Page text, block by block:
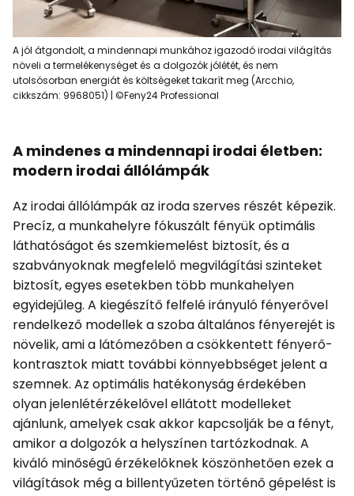
A jól átgondolt, a mindennapi munkához igazodó irodai világítás
növeli a termelékenységet és a dolgozók jólétét, és nem
utolsósorban energiát és költségeket takarít meg (Arcchio,
cikkszám: 9968051) | ©Feny24 Professional
A mindenes a mindennapi irodai életben:
modern irodai állólámpák
Az irodai állólámpák az iroda szerves részét képezik.
Precíz, a munkahelyre fókuszált fényük optimális
láthatóságot és szemkiemelést biztosít, és a
szabványoknak megfelelő megvilágítási szinteket
biztosít, egyes esetekben több munkahelyen
egyidejűleg. A kiegészítő felfelé irányuló fényerővel
rendelkező modellek a szoba általános fényerejét is
növelik, ami a látómezőben a csökkentett fényerő-
kontrasztok miatt további könnyebbséget jelent a
szemnek. Az optimális hatékonyság érdekében
olyan jelenlétérzékelővel ellátott modelleket
ajánlunk, amelyek csak akkor kapcsolják be a fényt,
amikor a dolgozók a helyszínen tartózkodnak. A
kiváló minőségű érzékelőknek köszönhetően ezek a
világítások még a billentyűzeten történő gépelést is